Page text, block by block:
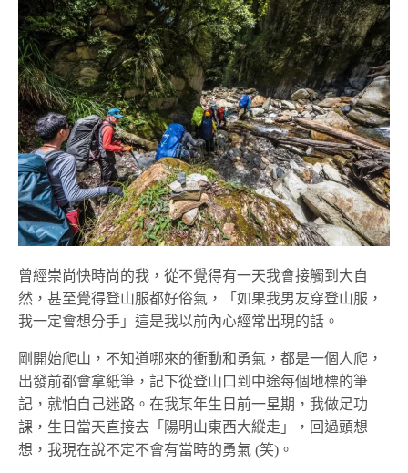
曾經崇尚快時尚的我，從不覺得有一天我會接觸到大自
然，甚至覺得登山服都好俗氣，「如果我男友穿登山服，
我一定會想分手」這是我以前內心經常出現的話。
剛開始爬山，不知道哪來的衝動和勇氣，都是一個人爬，
出發前都會拿紙筆，記下從登山口到中途每個地標的筆
記，就怕自己迷路。在我某年生日前一星期，我做足功
課，生日當天直接去「陽明山東西大縱走」，回過頭想
想，我現在說不定不會有當時的勇氣 (笑)。